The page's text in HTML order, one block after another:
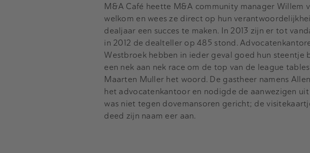
M&A Café heette M&A community manager Willem
welkom en wees ze direct op hun
dealjaar een succes te maken. In 2013 zijn er tot
in 2012 de dealteller op 485 stond.
Westbroek hebben in ieder geval goed hun
een nek aan nek race om de top van de league
Maarten Muller het woord. De gastheer namens
het advocatenkantoor en nodigde de aanwezigen
was niet tegen dovemansoren gericht; de
deed zijn naam eer aan.